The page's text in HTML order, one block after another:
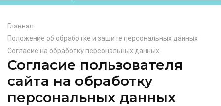
Главная
Положение об обработке и защите персональных данных
Согласие на обработку персональных данных
Согласие пользователя
сайта на обработку
персональных данных